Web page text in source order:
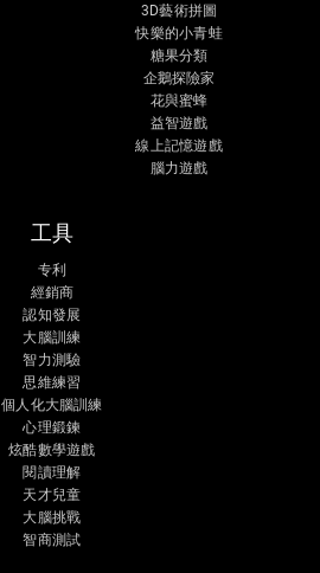
3D藝術拼圖
快樂的小青蛙
糖果分類
企鵝探險家
花與蜜蜂
益智遊戲
線上記憶遊戲
腦力遊戲
工具
专利
經銷商
認知發展
大腦訓練
智力測驗
思維練習
個人化大腦訓練
心理鍛鍊
炫酷數學遊戲
閱讀理解
天才兒童
大腦挑戰
智商測試